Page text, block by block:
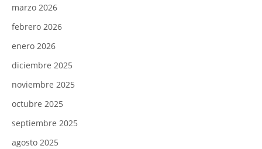
marzo 2026
febrero 2026
enero 2026
diciembre 2025
noviembre 2025
octubre 2025
septiembre 2025
agosto 2025